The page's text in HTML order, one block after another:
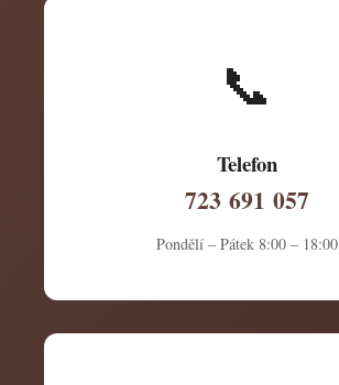
📞
Telefon
723 691 057
Pondělí – Pátek 8:00 – 18:00